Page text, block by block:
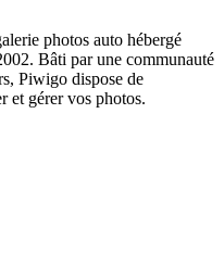
photos auto hébergé
Bâti par une communauté
Piwigo dispose de
et gérer vos photos.